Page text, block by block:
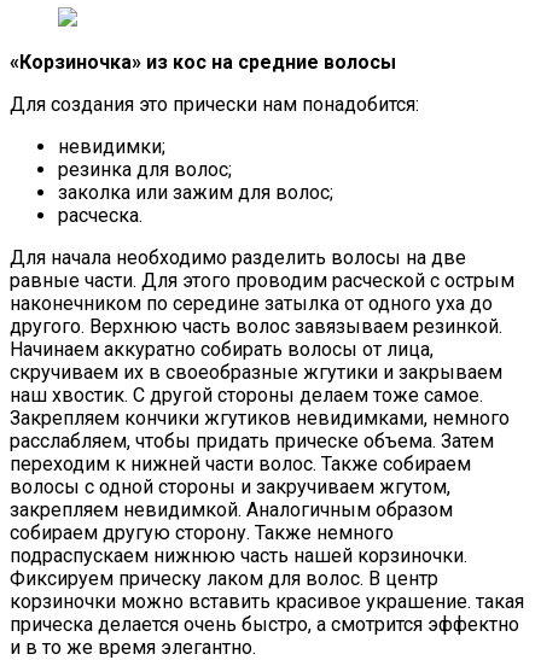
«Корзиночка» из кос на средние волосы
Для создания это прически нам понадобится:
невидимки;
резинка для волос;
заколка или зажим для волос;
расческа.
Для начала необходимо разделить волосы на две
равные части. Для этого проводим расческой с острым
наконечником по середине затылка от одного уха до
другого. Верхнюю часть волос завязываем резинкой.
Начинаем аккуратно собирать волосы от лица,
скручиваем их в своеобразные жгутики и закрываем
наш хвостик. С другой стороны делаем тоже самое.
Закрепляем кончики жгутиков невидимками, немного
расслабляем, чтобы придать прическе объема. Затем
переходим к нижней части волос. Также собираем
волосы с одной стороны и закручиваем жгутом,
закрепляем невидимкой. Аналогичным образом
собираем другую сторону. Также немного
подраспускаем нижнюю часть нашей корзиночки.
Фиксируем прическу лаком для волос. В центр
корзиночки можно вставить красивое украшение. такая
прическа делается очень быстро, а смотрится эффектно
и в то же время элегантно.